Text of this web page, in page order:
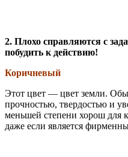
2. Плохо справляются с
побудить к действию!
Коричневый
Этот цвет — цвет земли.
прочностью, твердостью и
меньшей степени хорош для
даже если является